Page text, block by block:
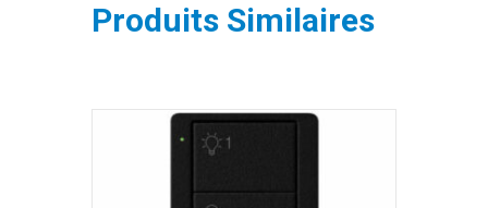
Produits Similaires